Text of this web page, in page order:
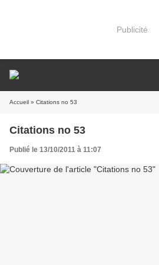
Publicité
Accueil » Citations no 53
Citations no 53
Publié le 13/10/2011 à 11:07